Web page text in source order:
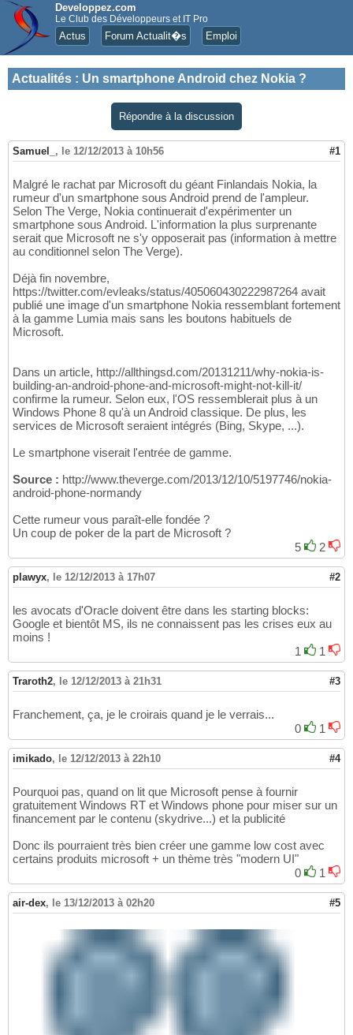
Developpez.com
Le Club des Développeurs et IT Pro
Actus Forum Actualit�s Emploi
Actualités : Un smartphone Android chez Nokia ?
Répondre à la discussion
Samuel_ , le 12/12/2013 à 10h56 #1
Malgré le rachat par Microsoft du géant Finlandais Nokia, la
rumeur d'un smartphone sous Android prend de l'ampleur.
Selon The Verge, Nokia continuerait d'expérimenter un
smartphone sous Android. L'information la plus surprenante
serait que Microsoft ne s'y opposerait pas (information à mettre
au conditionnel selon The Verge).
Déjà fin novembre,
https://twitter.com/evleaks/status/405060430222987264 avait
publié une image d'un smartphone Nokia ressemblant fortement
à la gamme Lumia mais sans les boutons habituels de
Microsoft.
Dans un article, http://allthingsd.com/20131211/why-nokia-is-
building-an-android-phone-and-microsoft-might-not-kill-it/
confirme la rumeur. Selon eux, l'OS ressemblerait plus à un
Windows Phone 8 qu'à un Android classique. De plus, les
services de Microsoft seraient intégrés (Bing, Skype, ...).
Le smartphone viserait l'entrée de gamme.
Source : http://www.theverge.com/2013/12/10/5197746/nokia-
android-phone-normandy
Cette rumeur vous paraît-elle fondée ?
Un coup de poker de la part de Microsoft ?
5
2
plawyx, le 12/12/2013 à 17h07 #2
les avocats d'Oracle doivent être dans les starting blocks:
Google et bientôt MS, ils ne connaissent pas les crises eux au
moins !
1
1
Traroth2, le 12/12/2013 à 21h31 #3
Franchement, ça, je le croirais quand je le verrais...
0
1
imikado, le 12/12/2013 à 22h10 #4
Pourquoi pas, quand on lit que Microsoft pense à fournir
gratuitement Windows RT et Windows phone pour miser sur un
financement par le contenu (skydrive...) et la publicité
Donc ils pourraient très bien créer une gamme low cost avec
certains produits microsoft + un thème très "modern UI"
0
1
air-dex, le 13/12/2013 à 02h20 #5